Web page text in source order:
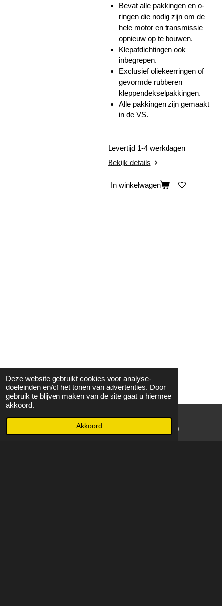
Deze website gebruikt cookies voor analyse-
doeleinden en/of het tonen van advertenties. Door
gebruik te blijven maken van de site gaat u hiermee
akkoord.
Akkoord
Bevat alle pakkingen en o-
ringen die nodig zijn om de
hele motor en transmissie
opnieuw op te bouwen.
Klepafdichtingen ook
inbegrepen.
Exclusief oliekeerringen of
gevormde rubberen
kleppendekselpakkingen.
Alle pakkingen zijn gemaakt
in de VS.
Levertijd 1-4 werkdagen
Bekijk details
In winkelwagen
WhatsApp